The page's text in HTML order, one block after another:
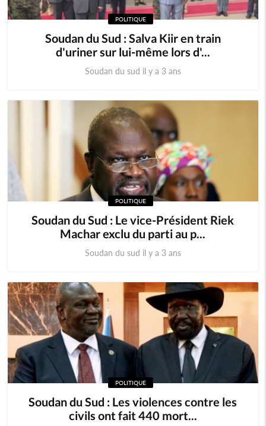
POLITIQUE
Soudan du Sud : Salva Kiir en train
d'uriner sur lui-même lors d'...
Soudan du sud il y a 3 ans
POLITIQUE
Soudan du Sud : Le vice-Président Riek
Machar exclu du parti au p...
Soudan du sud il y a 3 ans
POLITIQUE
Soudan du Sud : Les violences contre les
civils ont fait 440 mort...